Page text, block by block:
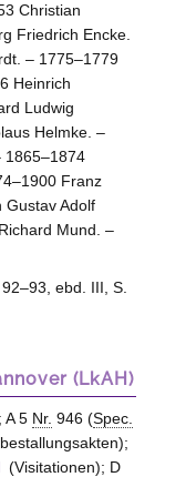
Christian
Friedrich Encke.
– 1775–1779
Heinrich
Ludwig
Helmke. –
1865–1874
Franz
Adolf
Mund. –
ebd. III, S.
(LkAH)
A 5 Nr. 946 (Spec.
(Visitationen); D